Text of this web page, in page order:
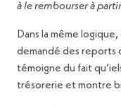
à le rembourser à
Dans la même
demandé des reports
témoigne du fait
trésorerie et montre